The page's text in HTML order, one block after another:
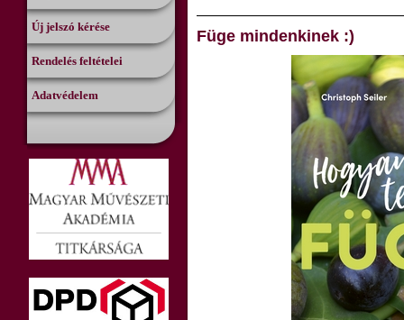
Új jelszó kérése
Rendelés feltételei
Adatvédelem
Füge mindenkinek :)